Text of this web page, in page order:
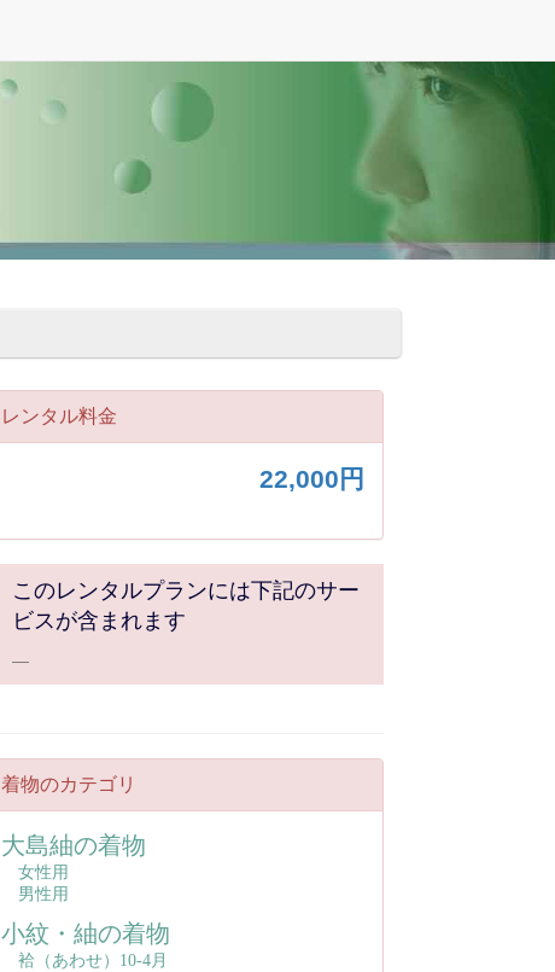
レンタル料金
22,000円
このレンタルプランには下記のサー
ビスが含まれます
着物のカテゴリ
大島紬の着物
女性用
男性用
小紋・紬の着物
袷（あわせ）10-4月